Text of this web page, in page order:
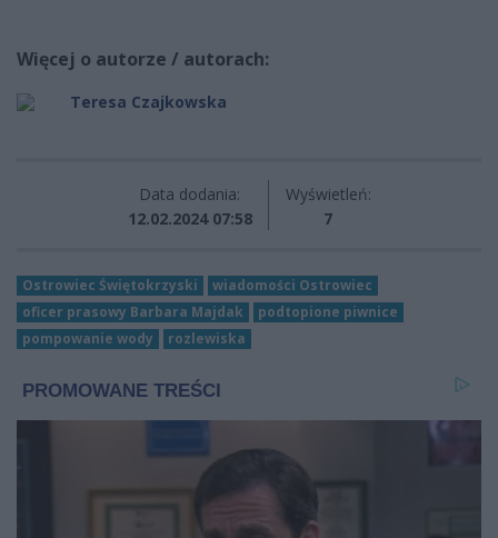
Więcej o autorze / autorach:
Teresa Czajkowska
Data dodania:
12.02.2024 07:58
Wyświetleń:
7
Ostrowiec Świętokrzyski
wiadomości Ostrowiec
oficer prasowy Barbara Majdak
podtopione piwnice
pompowanie wody
rozlewiska